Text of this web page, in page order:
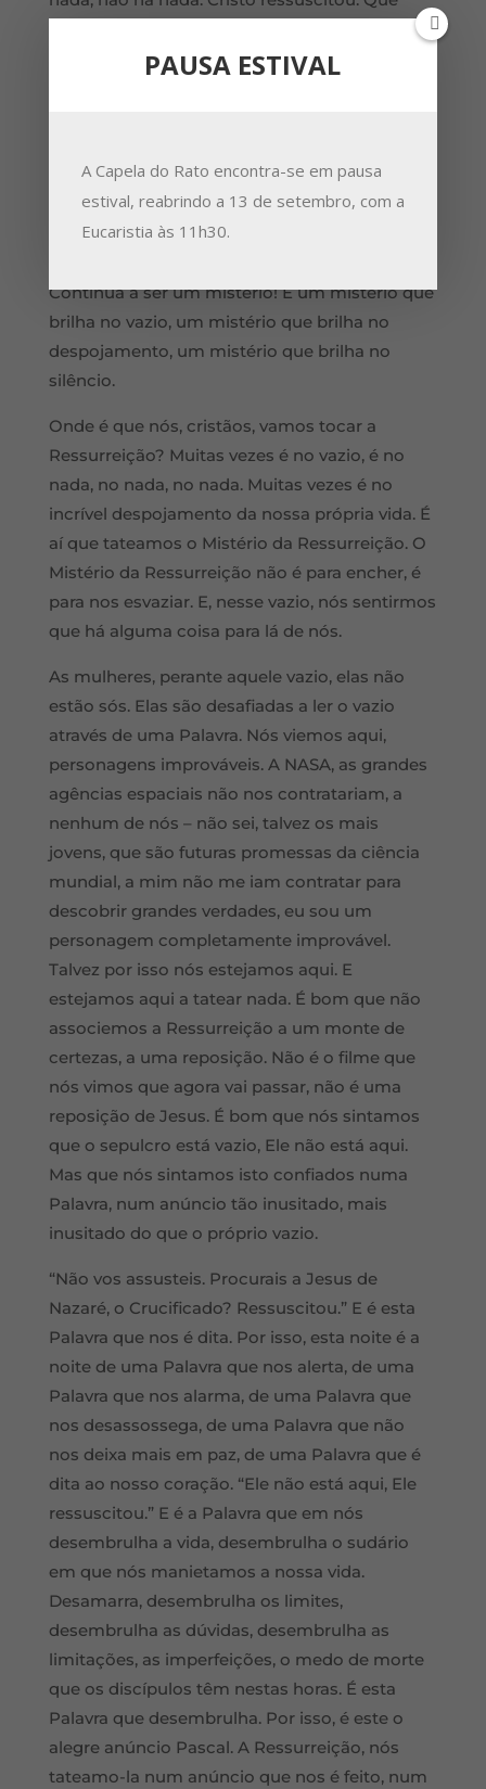
agarrar? O que é que indica como sinal? Qual
está aqui. A Ressurreição não é nos
agarrarmos a uma certeza, não é nos
agarrarmos a um corpo, não é nos agarrarmos
Continua a ser um mistério! E um mistério que
brilha no vazio, um mistério que brilha no
despojamento, um mistério que brilha no
silêncio.
Onde é que nós, cristãos, vamos tocar a
Ressurreição? Muitas vezes é no vazio, é no
nada, no nada, no nada. Muitas vezes é no
incrível despojamento da nossa própria vida. É
aí que tateamos o Mistério da Ressurreição. O
Mistério da Ressurreição não é para encher, é
para nos esvaziar. E, nesse vazio, nós sentirmos
que há alguma coisa para lá de nós.
As mulheres, perante aquele vazio, elas não
estão sós. Elas são desafiadas a ler o vazio
através de uma Palavra. Nós viemos aqui,
personagens improváveis. A NASA, as grandes
agências espaciais não nos contratariam, a
nenhum de nós – não sei, talvez os mais
jovens, que são futuras promessas da ciência
mundial, a mim não me iam contratar para
descobrir grandes verdades, eu sou um
personagem completamente improvável.
Talvez por isso nós estejamos aqui. E
estejamos aqui a tatear nada. É bom que não
associemos a Ressurreição a um monte de
certezas, a uma reposição. Não é o filme que
nós vimos que agora vai passar, não é uma
reposição de Jesus. É bom que nós sintamos
que o sepulcro está vazio, Ele não está aqui.
Mas que nós sintamos isto confiados numa
Palavra, num anúncio tão inusitado, mais
inusitado do que o próprio vazio.
“Não vos assusteis. Procurais a Jesus de
Nazaré, o Crucificado? Ressuscitou.” E é esta
Palavra que nos é dita. Por isso, esta noite é a
noite de uma Palavra que nos alerta, de uma
Palavra que nos alarma, de uma Palavra que
nos desassossega, de uma Palavra que não
nos deixa mais em paz, de uma Palavra que é
dita ao nosso coração. “Ele não está aqui, Ele
ressuscitou.” E é a Palavra que em nós
desembrulha a vida, desembrulha o sudário
em que nós manietamos a nossa vida.
Desamarra, desembrulha os limites,
desembrulha as dúvidas, desembrulha as
limitações, as imperfeições, o medo de morte
que os discípulos têm nestas horas. É esta
Palavra que desembrulha. Por isso, é este o
alegre anúncio Pascal. A Ressurreição, nós
tateamo-la num anúncio que nos é feito, num
PAUSA ESTIVAL
A Capela do Rato encontra-se em pausa
estival, reabrindo a 13 de setembro, com a
Eucaristia às 11h30.